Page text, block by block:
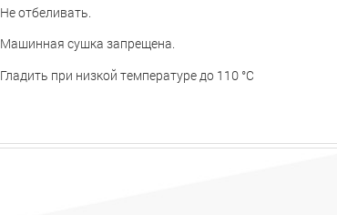
Не отбеливать.
Машинная сушка запрещена.
Гладить при низкой температуре до 110 °С